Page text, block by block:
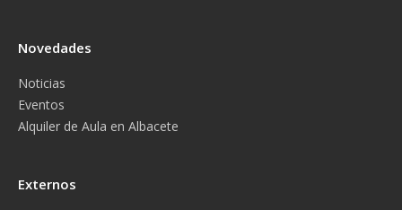
Novedades
Noticias
Eventos
Alquiler de Aula en Albacete
Externos